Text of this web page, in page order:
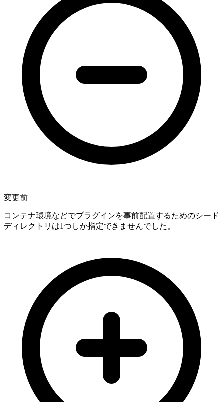
変更前
コンテナ環境などでプラグインを事前配置するためのシード
ディレクトリは1つしか指定できませんでした。